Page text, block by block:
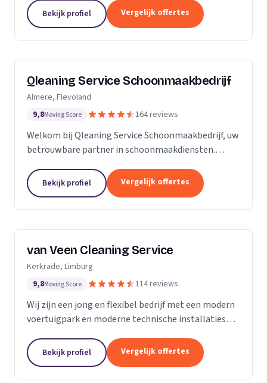
zijn Stel op Sprong gestart om mensen te helpen
en...
Bekijk profiel Vergelijk offertes
Qleaning Service Schoonmaakbedrijf
Almere, Flevoland
9,8Moving Score 164 reviews
Welkom bij Qleaning Service Schoonmaakbedrijf, uw
betrouwbare partner in schoonmaakdiensten.
ernaar om de standaard in schoonmaakexpertise
te...
Bekijk profiel Vergelijk offertes
van Veen Cleaning Service
Kerkrade, Limburg
9,8Moving Score 114 reviews
Wij zijn een jong en flexibel bedrijf met een modern
voertuigpark en moderne technische installaties
zowel voor Particulier als zakelijke klanten....
Bekijk profiel Vergelijk offertes